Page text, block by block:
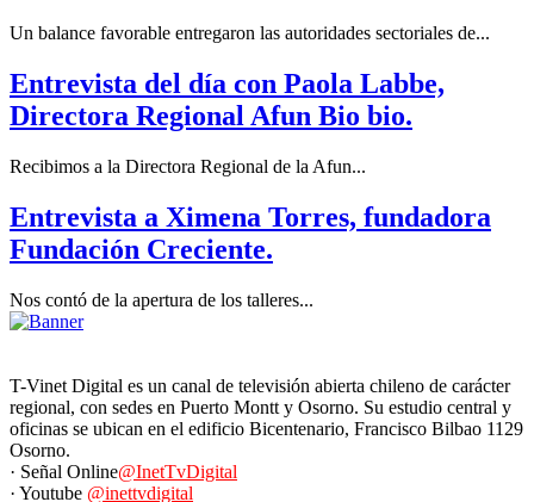
Un balance favorable entregaron las autoridades sectoriales de...
Entrevista del día con Paola Labbe,
Directora Regional Afun Bio bio.
Recibimos a la Directora Regional de la Afun...
Entrevista a Ximena Torres, fundadora
Fundación Creciente.
Nos contó de la apertura de los talleres...
T-Vinet Digital es un canal de televisión abierta chileno de carácter
regional, con sedes en Puerto Montt y Osorno. Su estudio central y
oficinas se ubican en el edificio Bicentenario, Francisco Bilbao 1129
Osorno.
· Señal Online@InetTvDigital
· Youtube @inettvdigital